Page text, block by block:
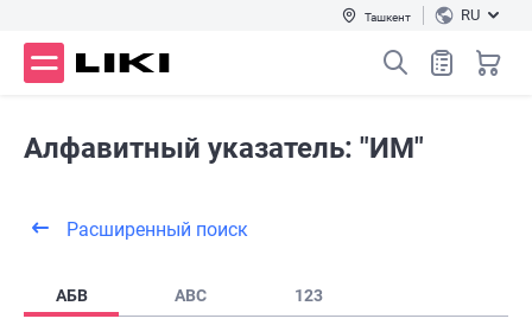
Ташкент RU
Алфавитный указатель: "ИМ"
Расширенный поиск
АБВ ABC 123